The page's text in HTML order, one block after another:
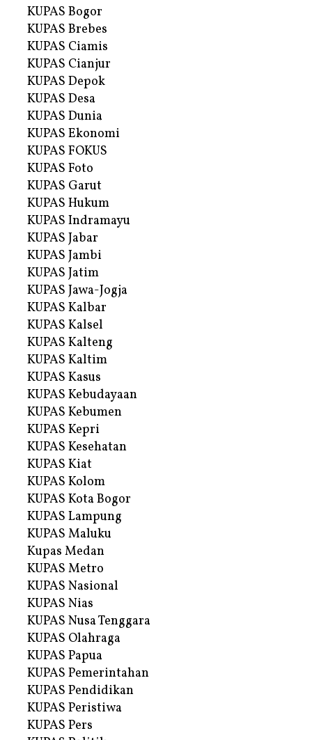
KUPAS Bogor
KUPAS Brebes
KUPAS Ciamis
KUPAS Cianjur
KUPAS Depok
KUPAS Desa
KUPAS Dunia
KUPAS Ekonomi
KUPAS FOKUS
KUPAS Foto
KUPAS Garut
KUPAS Hukum
KUPAS Indramayu
KUPAS Jabar
KUPAS Jambi
KUPAS Jatim
KUPAS Jawa-Jogja
KUPAS Kalbar
KUPAS Kalsel
KUPAS Kalteng
KUPAS Kaltim
KUPAS Kasus
KUPAS Kebudayaan
KUPAS Kebumen
KUPAS Kepri
KUPAS Kesehatan
KUPAS Kiat
KUPAS Kolom
KUPAS Kota Bogor
KUPAS Lampung
KUPAS Maluku
Kupas Medan
KUPAS Metro
KUPAS Nasional
KUPAS Nias
KUPAS Nusa Tenggara
KUPAS Olahraga
KUPAS Papua
KUPAS Pemerintahan
KUPAS Pendidikan
KUPAS Peristiwa
KUPAS Pers